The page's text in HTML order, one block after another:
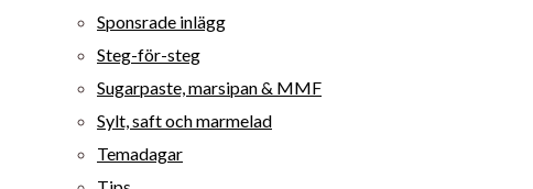
Sponsrade inlägg
Steg-för-steg
Sugarpaste, marsipan & MMF
Sylt, saft och marmelad
Temadagar